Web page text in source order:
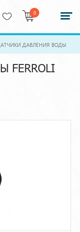
0
ДАВЛЕНИЯ ВОДЫ